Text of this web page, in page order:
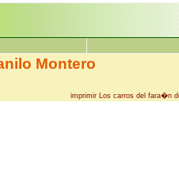
Montero
imprimir Los carros del fara�n